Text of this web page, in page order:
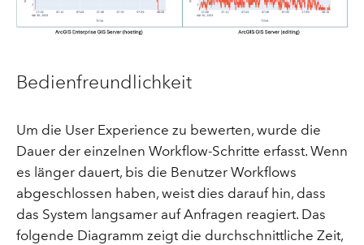
Bedienfreundlichkeit
Um die User Experience zu bewerten, wurde die
Dauer der einzelnen Workflow-Schritte erfasst. Wenn
es länger dauert, bis die Benutzer Workflows
abgeschlossen haben, weist dies darauf hin, dass
das System langsamer auf Anfragen reagiert. Das
folgende Diagramm zeigt die durchschnittliche Zeit,